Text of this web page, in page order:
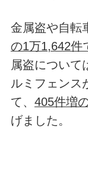
金属盗や自転
の1万1,642件
属盗について
ルミフェンス
て、 405件増
げました。